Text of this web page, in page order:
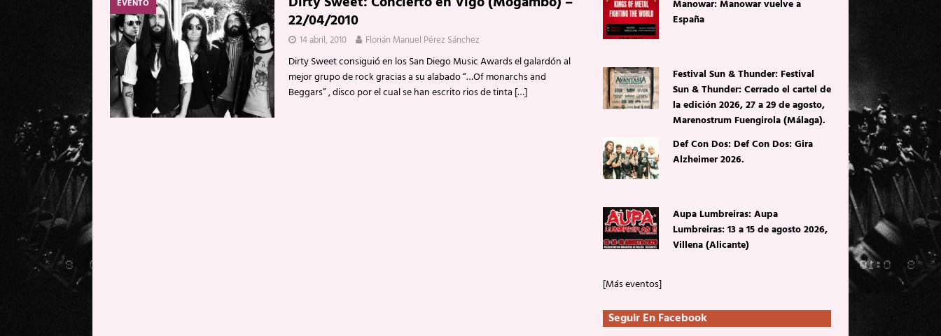
EVENTO
22/04/2010
14 abril, 2010 Florián Manuel Pérez Sánchez
Dirty Sweet consiguió en los San Diego Music Awards el galardón al
mejor grupo de rock gracias a su alabado “…Of monarchs and
Beggars” , disco por el cual se han escrito rios de tinta […]
Manowar: Manowar vuelve a
España
Festival Sun & Thunder: Festival
Sun & Thunder: Cerrado el cartel de
la edición 2026, 27 a 29 de agosto,
Marenostrum Fuengirola (Málaga).
Def Con Dos: Def Con Dos: Gira
Alzheimer 2026.
Aupa Lumbreiras: Aupa
Lumbreiras: 13 a 15 de agosto 2026,
Villena (Alicante)
[Más eventos]
Seguir En Facebook